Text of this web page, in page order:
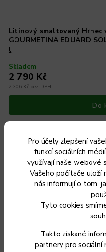
Pro účely zlepšení
funkcí sociálních
využívají naše webové
Vašeho počítače
nás informují o tom,
Tyto cookies
Takto získané
partnery pro sociální
Litinový smaltovaný Hrnec
GOURMETINA EDUARD
l
Skladem
2 306 Kč bez DPH
2 790 Kč
Do
Český výrobek